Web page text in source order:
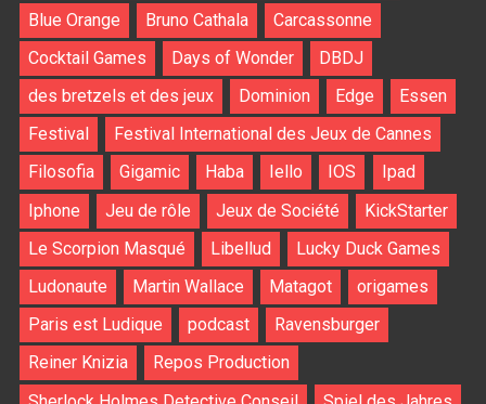
Blue Orange
Bruno Cathala
Carcassonne
Cocktail Games
Days of Wonder
DBDJ
des bretzels et des jeux
Dominion Edge
Essen
Festival
Festival International des Jeux de Cannes
Filosofia
Gigamic Haba Iello IOS
Ipad
Iphone
Jeu de rôle Jeux de Société
KickStarter
Le Scorpion Masqué
Libellud
Lucky Duck Games
Ludonaute
Martin Wallace Matagot
origames
Paris est Ludique
podcast
Ravensburger
Reiner Knizia
Repos Production